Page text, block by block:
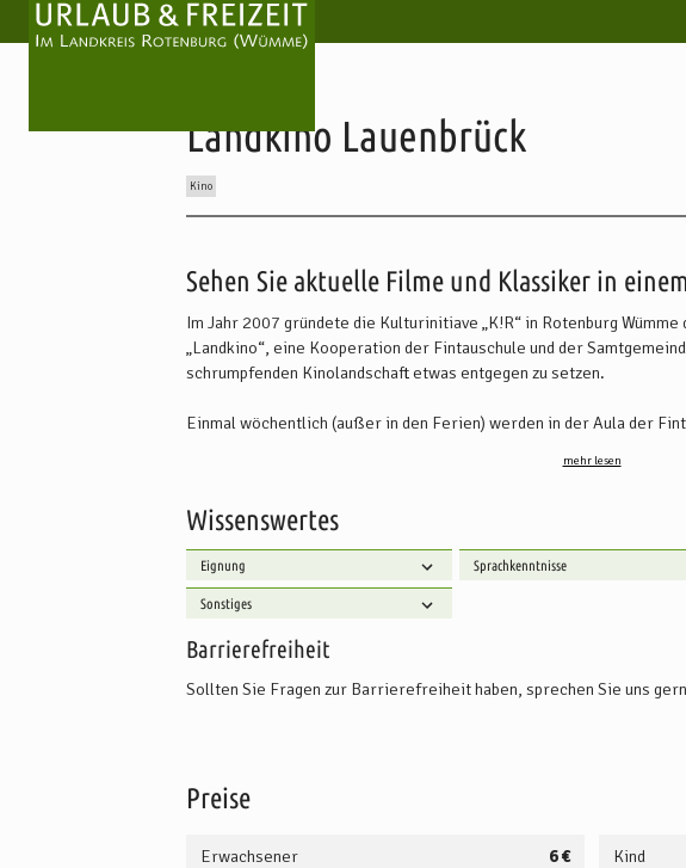
Landkino Lauenbrück
Kino
Inhalt: Beschreibung Wissenswertes Preise Anreise Weitere
Sehen Sie aktuelle Filme und Klassiker in
Im Jahr 2007 gründete die Kulturinitiave „K!R“ in Rotenburg Wümme
„Landkino“, eine Kooperation der Fintauschule und der
schrumpfenden Kinolandschaft etwas entgegen zu setzen.
Einmal wöchentlich (außer in den Ferien) werden in der Aula der
gibt es um 16 Uhr eine Vorstellung mit Kinderfilmen.
In Lauenbrück sorgen Mitarbeiter der Fintau-Schule für die
& Catering“ für das leibliche Wohl. DieFintauschulegibt Auskunft
weitere Informationen.
mehr lesen
Wissenswertes
Eignung Sprachkenntnisse
Sonstiges
Barrierefreiheit
Sollten Sie Fragen zur Barrierefreiheit haben, sprechen Sie uns
Preise
Erwachsener 6 € Kind